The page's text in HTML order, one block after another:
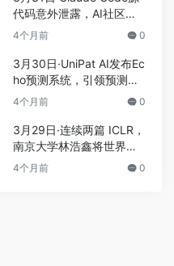
代码意外泄露，AI社区掀
起开源热潮
4个月前 0
3月30日·UniPat AI发布Ec
ho预测系统，引领预测智
能新纪元
4个月前 0
3月29日·连续两篇 ICLR，
南京大学林浩鑫将世界模
型动力学推演推进到上千
4个月前 0